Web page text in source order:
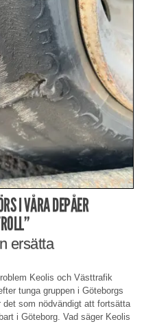
I VÅRA DEPÅER
ersätta
Keolis och Västtrafik
tunga gruppen i Göteborgs
det som nödvändigt att fortsätta
i Göteborg. Vad säger Keolis